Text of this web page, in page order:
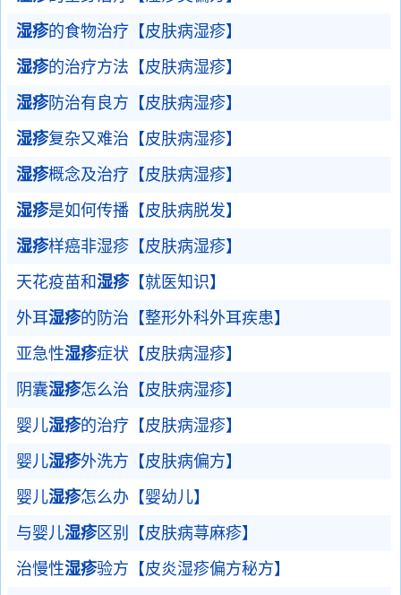
湿疹的食物治疗【皮肤病湿疹】
湿疹的治疗方法【皮肤病湿疹】
湿疹防治有良方【皮肤病湿疹】
湿疹复杂又难治【皮肤病湿疹】
湿疹概念及治疗【皮肤病湿疹】
湿疹是如何传播【皮肤病脱发】
湿疹样癌非湿疹【皮肤病湿疹】
天花疫苗和湿疹【就医知识】
外耳湿疹的防治【整形外科外耳疾患】
亚急性湿疹症状【皮肤病湿疹】
阴囊湿疹怎么治【皮肤病湿疹】
婴儿湿疹的治疗【皮肤病湿疹】
婴儿湿疹外洗方【皮肤病偏方】
婴儿湿疹怎么办【婴幼儿】
与婴儿湿疹区别【皮肤病荨麻疹】
治慢性湿疹验方【皮炎湿疹偏方秘方】